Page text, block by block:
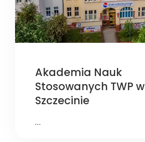
Akademia Nauk
Stosowanych TWP w
Szczecinie
…